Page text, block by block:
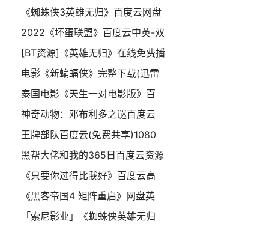
《蜘蛛侠3英雄无归》百度云网盘
2022《坏蛋联盟》百度云中英-双
[BT资源]《英雄无归》在线免费播
电影《新蝙蝠侠》完整下载(迅雷
泰国电影《天生一对电影版》百
神奇动物：邓布利多之谜百度云
王牌部队百度云(免费共享)1080
黑帮大佬和我的365日百度云资源
《只要你过得比我好》百度云高
《黑客帝国4 矩阵重启》网盘英
「索尼影业」《蜘蛛侠英雄无归